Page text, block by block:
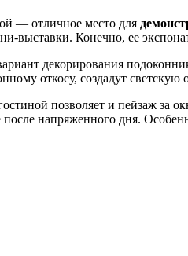
— отличное место для
выставки. Конечно, ее
декорирования
откосу, создадут
позволяет и пейзаж за
напряженного дня.